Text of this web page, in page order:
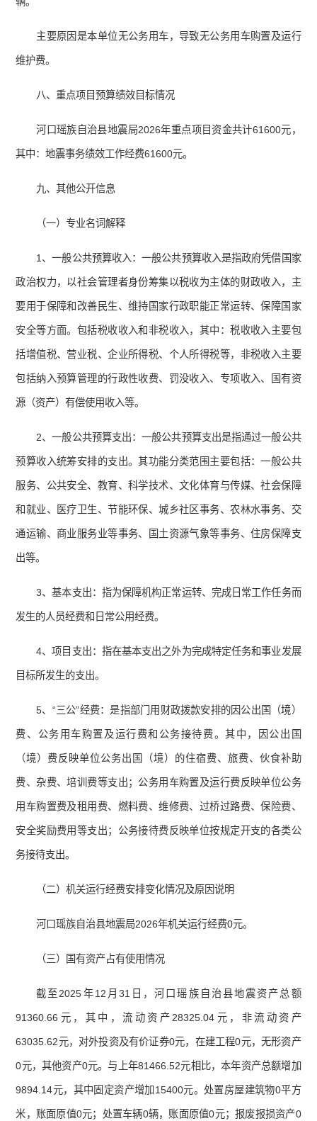
主要原因是本单位无公务用车，导致无公务用车购置及运行
维护费。
八、重点项目预算绩效目标情况
河口瑶族自治县地震局2026年重点项目资金共计61600元，
其中：地震事务绩效工作经费61600元。
九、其他公开信息
（一）专业名词解释
1、一般公共预算收入：一般公共预算收入是指政府凭借国家
政治权力，以社会管理者身份筹集以税收为主体的财政收入，主
要用于保障和改善民生、维持国家行政职能正常运转、保障国家
安全等方面。包括税收收入和非税收入，其中：税收收入主要包
括增值税、营业税、企业所得税、个人所得税等，非税收入主要
包括纳入预算管理的行政性收费、罚没收入、专项收入、国有资
源（资产）有偿使用收入等。
2、一般公共预算支出：一般公共预算支出是指通过一般公共
预算收入统筹安排的支出。其功能分类范围主要包括：一般公共
服务、公共安全、教育、科学技术、文化体育与传媒、社会保障
和就业、医疗卫生、节能环保、城乡社区事务、农林水事务、交
通运输、商业服务业等事务、国土资源气象等事务、住房保障支
出等。
3、基本支出：指为保障机构正常运转、完成日常工作任务而
发生的人员经费和日常公用经费。
4、项目支出：指在基本支出之外为完成特定任务和事业发展
目标所发生的支出。
5、“三公”经费：是指部门用财政拨款安排的因公出国（境）
费、公务用车购置及运行费和公务接待费。其中，因公出国
（境）费反映单位公务出国（境）的住宿费、旅费、伙食补助
费、杂费、培训费等支出；公务用车购置及运行费反映单位公务
用车购置费及租用费、燃料费、维修费、过桥过路费、保险费、
安全奖励费用等支出；公务接待费反映单位按规定开支的各类公
务接待支出。
（二）机关运行经费安排变化情况及原因说明
河口瑶族自治县地震局2026年机关运行经费0元。
（三）国有资产占有使用情况
截至2025年12月31日，河口瑶族自治县地震资产总额
91360.66元，其中，流动资产28325.04元，非流动资产
63035.62元，对外投资及有价证券0元，在建工程0元，无形资产
0元，其他资产0元。与上年81466.52元相比，本年资产总额增加
9894.14元，其中固定资产增加15400元。处置房屋建筑物0平方
米，账面原值0元；处置车辆0辆，账面原值0元；报废报损资产0